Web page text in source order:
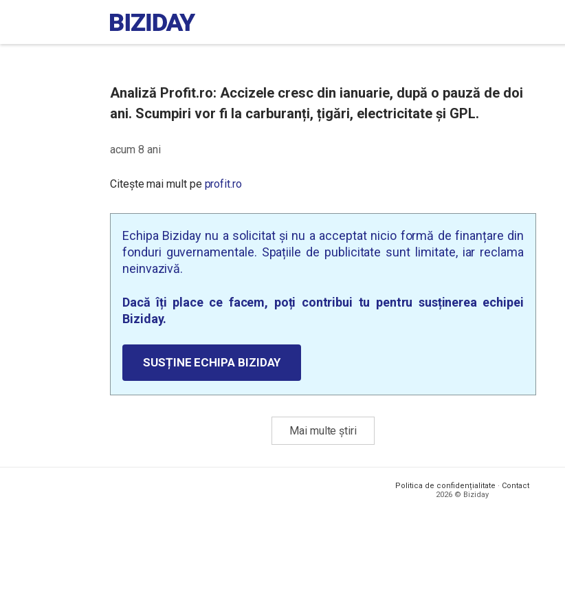
Analiză Profit.ro: Accizele cresc din ianuarie, după o pauză de doi
ani. Scumpiri vor fi la carburanți, țigări, electricitate și GPL.
acum 8 ani
Citește mai mult pe profit.ro
Echipa Biziday nu a solicitat și nu a acceptat nicio formă de finanțare din
fonduri guvernamentale. Spațiile de publicitate sunt limitate, iar reclama
neinvazivă.
Dacă îți place ce facem, poți contribui tu pentru susținerea echipei
Biziday.
SUSȚINE ECHIPA BIZIDAY
Mai multe știri
Politica de confidențialitate · Contact
2026 © Biziday